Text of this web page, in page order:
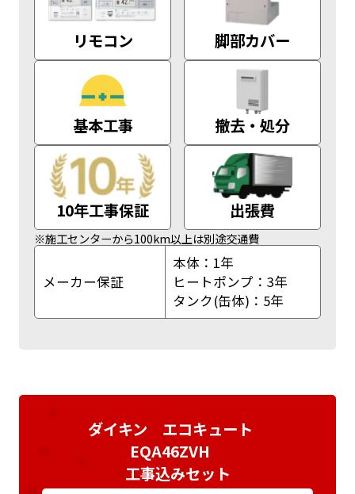
リモコン 脚部カバー
基本工事 撤去・処分
10年工事保証 出張費
※施工センターから100km以上は別途交通費
メーカー保証
本体：1年
ヒートポンプ：3年
タンク(缶体)：5年
ダイキン エコキュート
EQA46ZVH
工事込みセット